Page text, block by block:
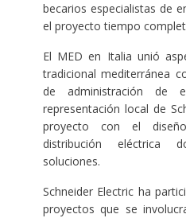
becarios especialistas de
el proyecto tiempo
El MED en Italia unió
tradicional mediterránea
de administración de
representación local de
proyecto con el
distribución eléctrica
soluciones.
Schneider Electric ha
proyectos que se